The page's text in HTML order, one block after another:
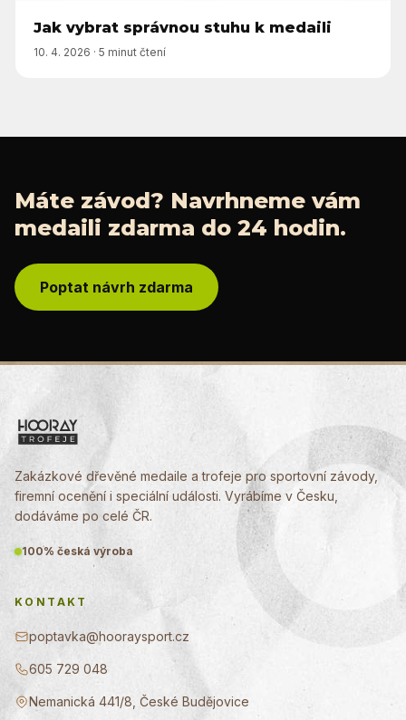
Jak vybrat správnou stuhu k medaili
10. 4. 2026 · 5 minut čtení
Máte závod? Navrhneme vám
medaili zdarma do 24 hodin.
Poptat návrh zdarma
Zakázkové dřevěné medaile a trofeje pro sportovní závody,
firemní ocenění i speciální události. Vyrábíme v Česku,
dodáváme po celé ČR.
100% česká výroba
KONTAKT
poptavka@hooraysport.cz
605 729 048
Nemanická 441/8, České Budějovice